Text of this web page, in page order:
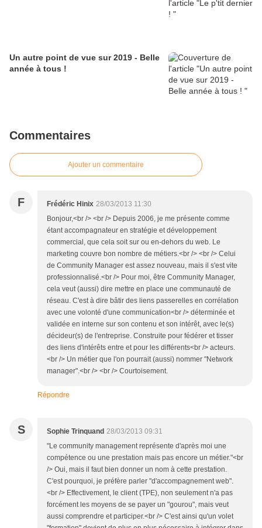
Un autre point de vue sur 2019 - Belle
année à tous !
Commentaires
Ajouter un commentaire
F Frédéric Hinix 28/03/2013 11:30
Bonjour,<br /> <br /> Depuis 2006, je me présente comme
étant accompagnateur en stratégie et développement
commercial, que cela soit sur ou en-dehors du web. Le
marketing couvre bon nombre de métiers.<br /> <br /> Celui
de Community Manager est assez nouveau, mais il s'est vite
professionnalisé.<br /> Pour moi, être Community Manager,
cela veut (aussi) dire mettre en place une communauté de
réseau. C'est à dire bâtir des liens passerelles en corrélation
avec une volonté d'une communication<br /> déterminée et
validée en interne sur son contenu et son intérêt, avec le(s)
décideur(s) de l'entreprise. Construite pour fédérer et tisser
des liens d'intérêts entre et pour les différents<br /> acteurs.
<br /> Un métier que l'on pourrait (aussi) nommer "Network
manager".<br /> <br /> Courtoisement.
Répondre
S Sophie Trinquand 28/03/2013 09:31
"Le community management représente d'après moi une
compétence ou une prestation mais pas encore un métier."<br
/> Oui, mais il faut bien donner un nom à cette prestation.
C'est pourquoi, je préfère parler "d'accompagnement web".
<br /> Effectivement, le client (TPE), non seulement n'a pas
forcément les moyens de se payer un "gourou", mais veut
aussi comprendre et participer.<br /> C'est ainsi qu'un volet